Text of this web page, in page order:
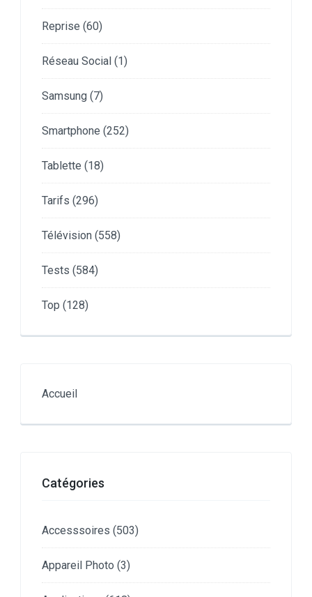
Reprise (60)
Réseau Social (1)
Samsung (7)
Smartphone (252)
Tablette (18)
Tarifs (296)
Télévision (558)
Tests (584)
Top (128)
Accueil
Catégories
Accesssoires (503)
Appareil Photo (3)